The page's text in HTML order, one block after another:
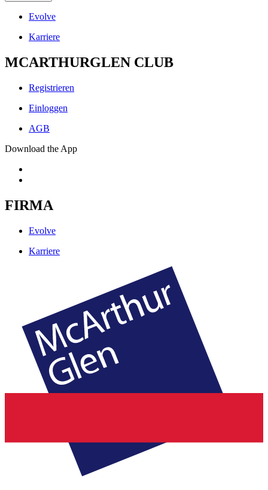
Evolve
Karriere
MCARTHURGLEN CLUB
Registrieren
Einloggen
AGB
Download the App
FIRMA
Evolve
Karriere